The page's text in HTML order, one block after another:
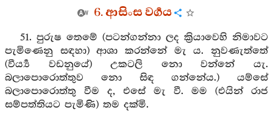
6. ආසිංස වර්‍ගය
51. පුරුෂ තෙමේ (පටන්ගන්නා ලද ක්‍රියාවෙහි නිමාවට
පැමිණෙනු සඳහා) ආශා කරන්නේ මැ ය. නුවණැත්තේ
(වීර්‍ය්‍ය වඩනුයේ) උකටලි නො වන්නේ යැ.
බලාපොරොත්තුව නො සිඳ ගන්නේය.) යම්සේ
බලාපොරොත්තු වීම ද, එසේ මැ වී. මම (එයින් රාජ
සම්පත්තියට පැමිණි) තම දක්මි.